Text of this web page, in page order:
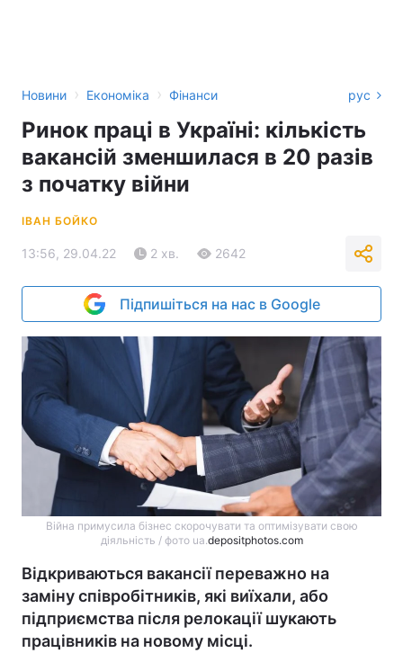
Новини › Економіка › Фінанси рус
Ринок праці в Україні: кількість
вакансій зменшилася в 20 разів
з початку війни
ІВАН БОЙКО
13:56, 29.04.22 2 хв. 2642
Підпишіться на нас в Google
Війна примусила бізнес скорочувати та оптимізувати свою
діяльність / фото ua.depositphotos.com
Відкриваються вакансії переважно на
заміну співробітників, які виїхали, або
підприємства після релокації шукають
працівників на новому місці.